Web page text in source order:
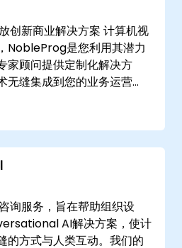
创新商业解决方案 计算机视
NobleProg是您利用其潜力
家顾问提供定制化解决方
无缝集成到您的业务运营
计与开发无缝集成与优化
业领域：图像与视频分析增
自动化医疗保健零售与电子
的优势：提高效率与生
的战略决策洞察 为什么选
证的专业知识与行业经验成
价尖端技术与方法论定制化
询服务，旨在帮助组织设
AI解决方案，使计
的方式与人类互动。我们的